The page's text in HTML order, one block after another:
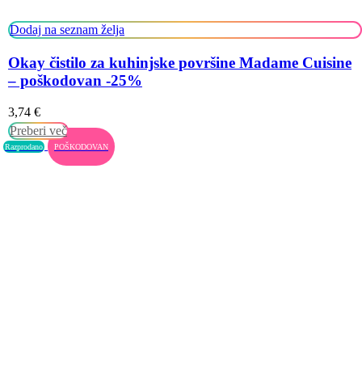
Dodaj na seznam želja
Okay čistilo za kuhinjske površine Madame Cuisine
– poškodovan -25%
3,74 €
Preberi več
Razprodano POŠKODOVAN